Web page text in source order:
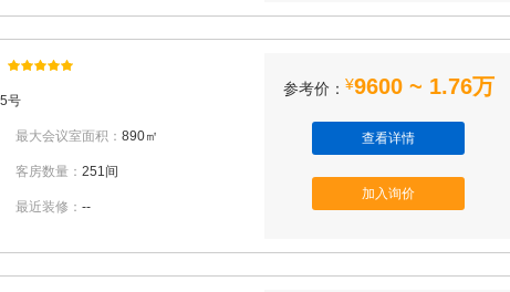
号
最大会议室面积： 890㎡
客房数量： 251间
最近装修： --
参考价： ¥9600 ~ 1.76万
查看详情
加入询价